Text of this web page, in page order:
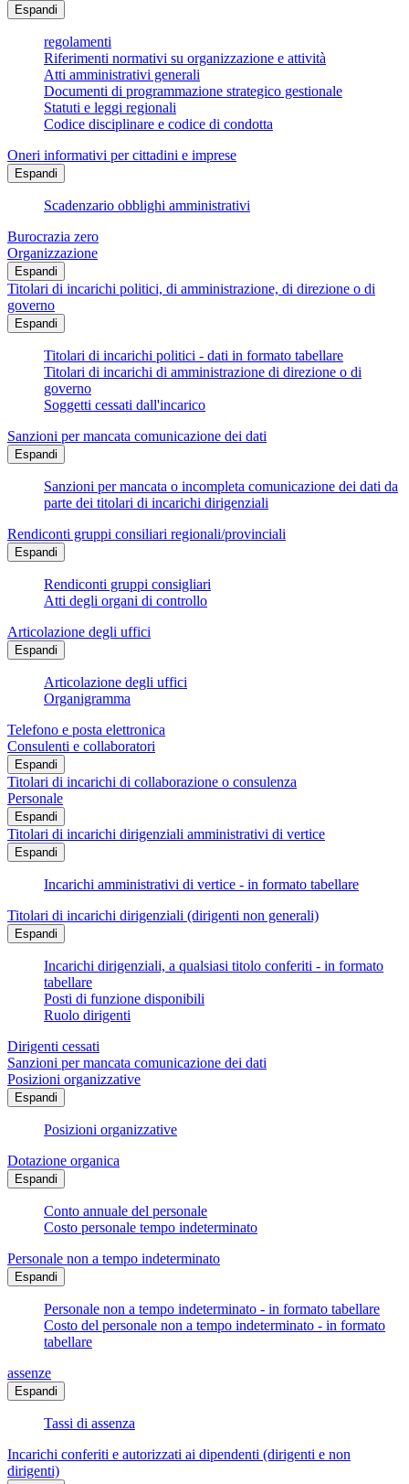
Espandi
regolamenti
Riferimenti normativi su organizzazione e attività
Atti amministrativi generali
Documenti di programmazione strategico gestionale
Statuti e leggi regionali
Codice disciplinare e codice di condotta
Oneri informativi per cittadini e imprese
Espandi
Scadenzario obblighi amministrativi
Burocrazia zero
Organizzazione
Espandi
Titolari di incarichi politici, di amministrazione, di direzione o di
governo
Espandi
Titolari di incarichi politici - dati in formato tabellare
Titolari di incarichi di amministrazione di direzione o di
governo
Soggetti cessati dall'incarico
Sanzioni per mancata comunicazione dei dati
Espandi
Sanzioni per mancata o incompleta comunicazione dei dati da
parte dei titolari di incarichi dirigenziali
Rendiconti gruppi consiliari regionali/provinciali
Espandi
Rendiconti gruppi consigliari
Atti degli organi di controllo
Articolazione degli uffici
Espandi
Articolazione degli uffici
Organigramma
Telefono e posta elettronica
Consulenti e collaboratori
Espandi
Titolari di incarichi di collaborazione o consulenza
Personale
Espandi
Titolari di incarichi dirigenziali amministrativi di vertice
Espandi
Incarichi amministrativi di vertice - in formato tabellare
Titolari di incarichi dirigenziali (dirigenti non generali)
Espandi
Incarichi dirigenziali, a qualsiasi titolo conferiti - in formato
tabellare
Posti di funzione disponibili
Ruolo dirigenti
Dirigenti cessati
Sanzioni per mancata comunicazione dei dati
Posizioni organizzative
Espandi
Posizioni organizzative
Dotazione organica
Espandi
Conto annuale del personale
Costo personale tempo indeterminato
Personale non a tempo indeterminato
Espandi
Personale non a tempo indeterminato - in formato tabellare
Costo del personale non a tempo indeterminato - in formato
tabellare
assenze
Espandi
Tassi di assenza
Incarichi conferiti e autorizzati ai dipendenti (dirigenti e non
dirigenti)